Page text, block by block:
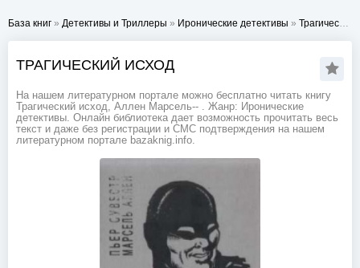
База книг » Детективы и Триллеры » Иронические детективы » Трагический исход
ТРАГИЧЕСКИЙ ИСХОД
На нашем литературном портале можно бесплатно читать книгу
Трагический исход, Аллен Марсель-- . Жанр: Иронические
детективы. Онлайн библиотека дает возможность прочитать весь
текст и даже без регистрации и СМС подтверждения на нашем
литературном портале bazaknig.info.